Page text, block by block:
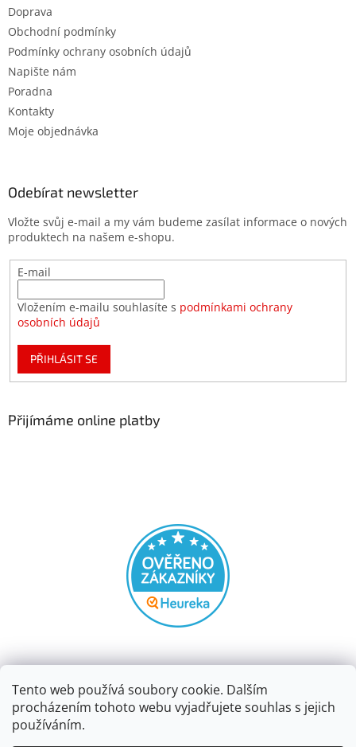
Tento web používá soubory cookie. Dalším
procházením tohoto webu vyjadřujete souhlas s jejich
používáním.
Doprava
Obchodní podmínky
Podmínky ochrany osobních údajů
Napište nám
Poradna
Kontakty
Moje objednávka
Odebírat newsletter
Vložte svůj e-mail a my vám budeme zasílat informace o nových
produktech na našem e-shopu.
E-mail
Vložením e-mailu souhlasíte s podmínkami ochrany
osobních údajů
PŘIHLÁSIT SE
Přijímáme online platby